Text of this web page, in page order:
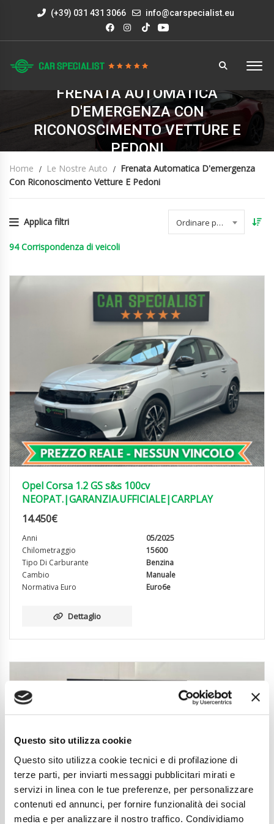
Questo sito utilizza cookie
Questo sito utilizza cookie tecnici e di profilazione di
terze parti, per inviarti messaggi pubblicitari mirati e
servizi in linea con le tue preferenze, per personalizzare
contenuti ed annunci, per fornire funzionalità dei social
media e per analizzare il nostro traffico. Condividiamo
(+39) 031 431 3066 info@carspecialist.eu
FRENATA AUTOMATICA
D'EMERGENZA CON
RICONOSCIMENTO VETTURE E
PEDONI
Home Le Nostre Auto
Frenata Automatica D'emergenza
Con Riconoscimento Vetture E Pedoni
Applica filtri Ordinare per data
94 Corrispondenza di veicoli
Opel Corsa 1.2 GS s&s 100cv
NEOPAT.|GARANZIA.UFFICIALE|CARPLAY
14.450€
Anni
05/2025
Chilometraggio
15600
Tipo Di Carburante
Benzina
Cambio
Manuale
Normativa Euro
Euro6e
Dettaglio